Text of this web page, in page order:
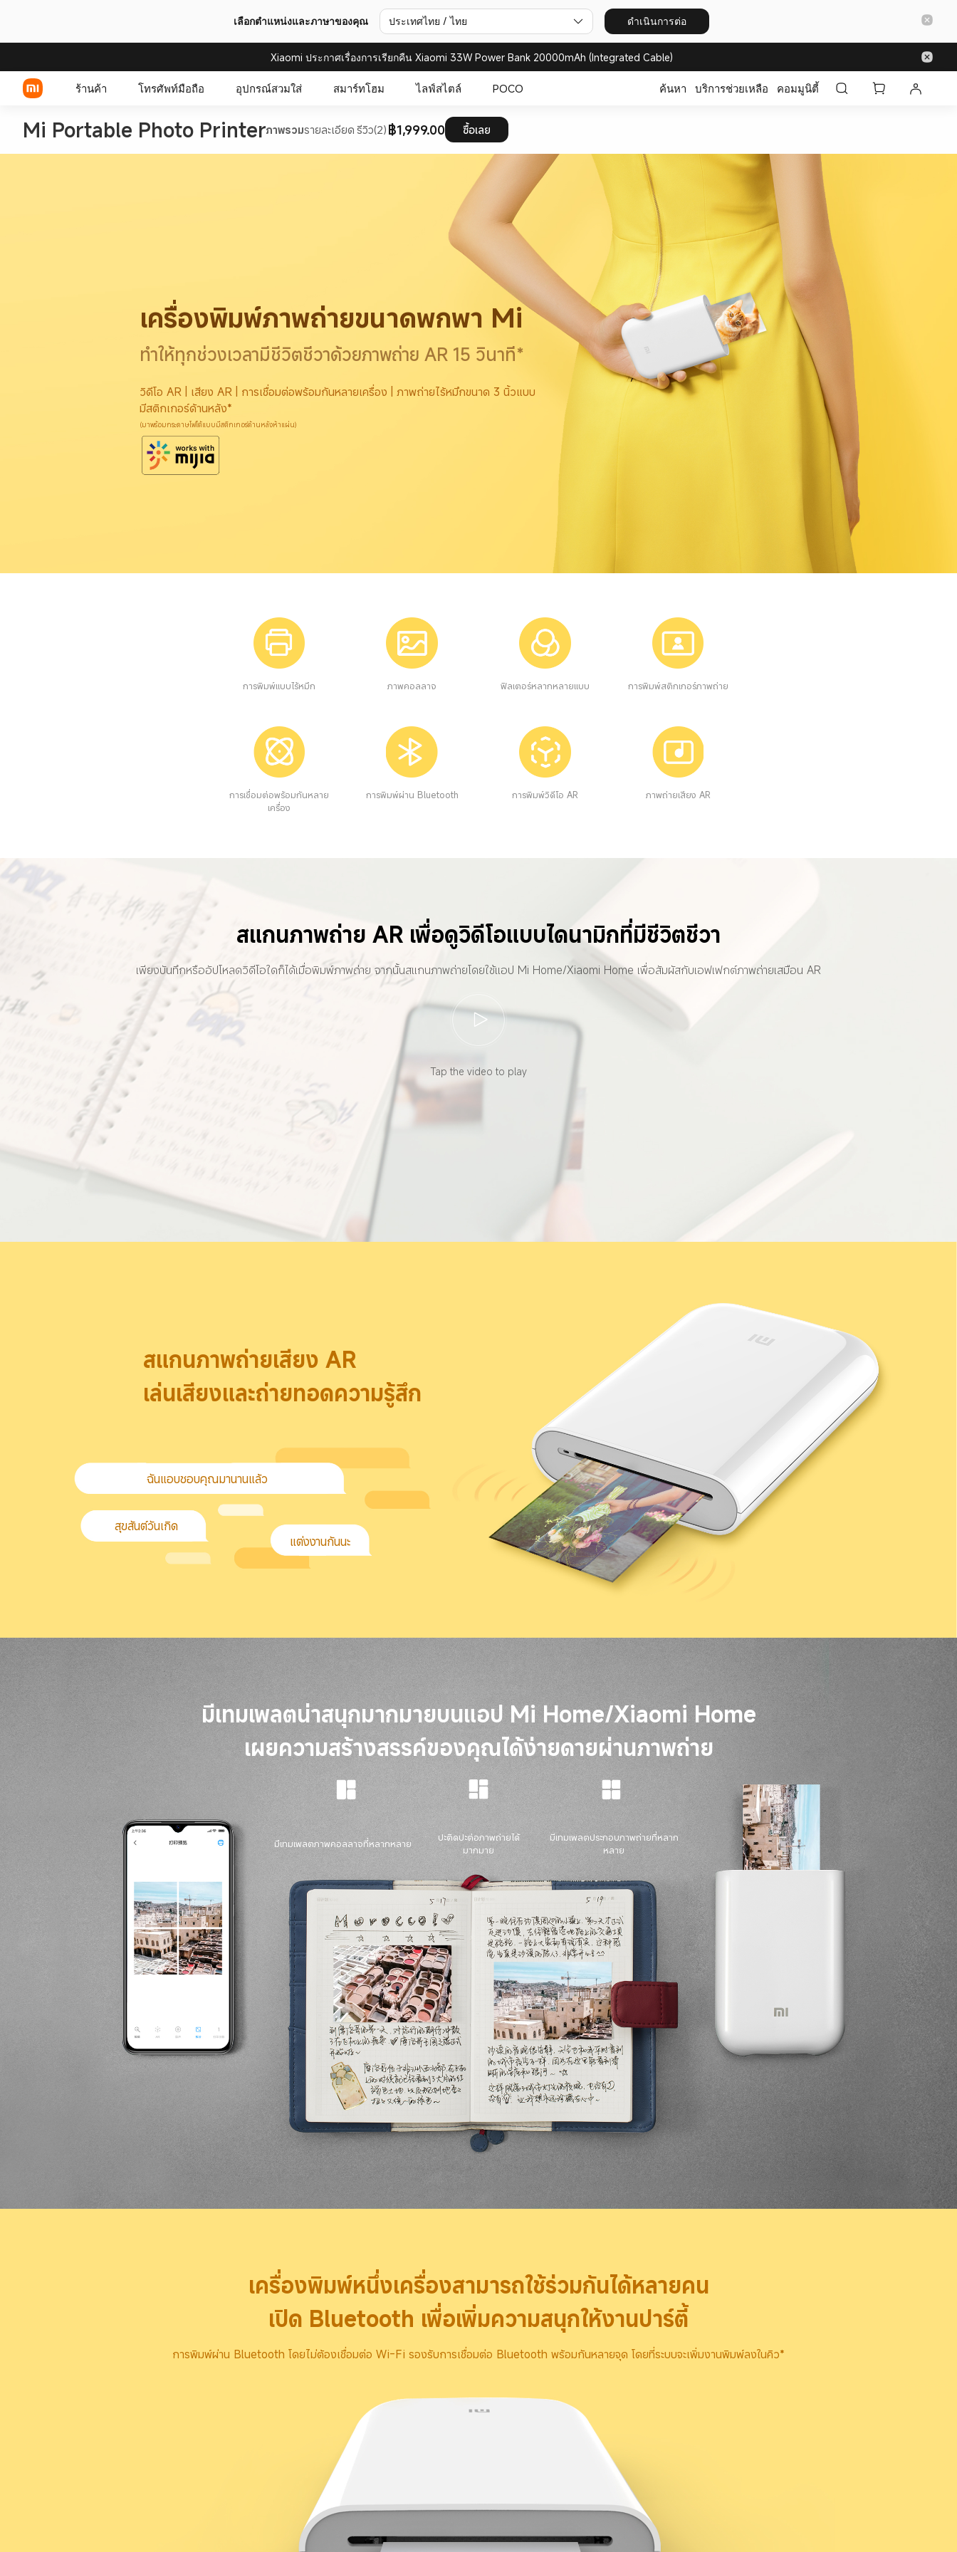
เลือกตำแหน่งและภาษาของคุณ ประเทศไทย / ไทย ดำเนินการต่อ
Xiaomi ประกาศเรื่องการเรียกคืน Xiaomi 33W Power Bank 20000mAh (Integrated Cable)
ร้านค้า โทรศัพท์มือถือ อุปกรณ์สวมใส่ สมาร์ทโฮม ไลฟ์สไตล์ POCO ค้นหา บริการช่วยเหลือ คอมมูนิตี้
Mi Portable Photo Printerภาพรวมรายละเอียด รีวิว(2) ฿1,999.00 ซื้อเลย
เครื่องพิมพ์ภาพถ่ายขนาดพกพา Mi
ทำให้ทุกช่วงเวลามีชีวิตชีวาด้วยภาพถ่าย AR 15 วินาที*
วิดีโอ AR | เสียง AR | การเชื่อมต่อพร้อมกันหลายเครื่อง | ภาพถ่ายไร้หมึกขนาด 3 นิ้วแบบ
มีสติกเกอร์ด้านหลัง*
(มาพร้อมกระดาษโฟโต้แบบมีสติกเกอร์ด้านหลังห้าแผ่น)
การพิมพ์แบบไร้หมึก ภาพคอลลาจ ฟิลเตอร์หลากหลายแบบ การพิมพ์สติกเกอร์ภาพถ่าย
การเชื่อมต่อพร้อมกันหลาย
เครื่อง
การพิมพ์ผ่าน Bluetooth การพิมพ์วิดีโอ AR ภาพถ่ายเสียง AR
สแกนภาพถ่าย AR เพื่อดูวิดีโอแบบไดนามิกที่มีชีวิตชีวา
เพียงบันทึกหรืออัปโหลดวิดีโอใดก็ได้เมื่อพิมพ์ภาพถ่าย จากนั้นสแกนภาพถ่ายโดยใช้แอป Mi Home/Xiaomi Home เพื่อสัมผัสกับเอฟเฟกต์ภาพถ่ายเสมือน AR
Tap the video to play
สแกนภาพถ่ายเสียง AR
เล่นเสียงและถ่ายทอดความรู้สึก
ฉันแอบชอบคุณมานานแล้ว
สุขสันต์วันเกิด
แต่งงานกันนะ
มีเทมเพลตน่าสนุกมากมายบนแอป Mi Home/Xiaomi Home
เผยความสร้างสรรค์ของคุณได้ง่ายดายผ่านภาพถ่าย
มีเทมเพลตภาพคอลลาจที่หลากหลาย
ปะติดปะต่อภาพถ่ายได้
มากมาย
มีเทมเพลตประกอบภาพถ่ายที่หลาก
หลาย
เครื่องพิมพ์หนึ่งเครื่องสามารถใช้ร่วมกันได้หลายคน
เปิด Bluetooth เพื่อเพิ่มความสนุกให้งานปาร์ตี้
การพิมพ์ผ่าน Bluetooth โดยไม่ต้องเชื่อมต่อ Wi-Fi รองรับการเชื่อมต่อ Bluetooth พร้อมกันหลายจุด โดยที่ระบบจะเพิ่มงานพิมพ์ลงในคิว*